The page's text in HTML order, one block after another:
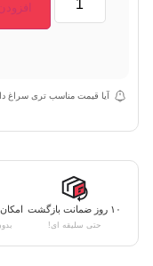
آیا قیمت مناسب تری سراغ
۱۰ روز ضمانت بازگشت
حتی سلیقه ای!